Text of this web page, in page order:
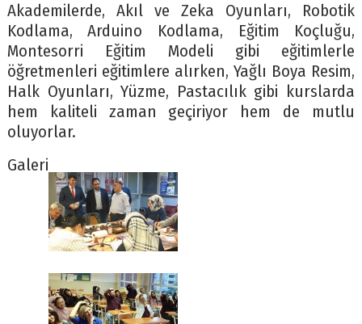
Akademilerde, Akıl ve Zeka Oyunları, Robotik
Kodlama, Arduino Kodlama, Eğitim Koçluğu,
Montesorri Eğitim Modeli gibi eğitimlerle
öğretmenleri eğitimlere alırken, Yağlı Boya Resim,
Halk Oyunları, Yüzme, Pastacılık gibi kurslarda
hem kaliteli zaman geçiriyor hem de mutlu
oluyorlar.
Galeri